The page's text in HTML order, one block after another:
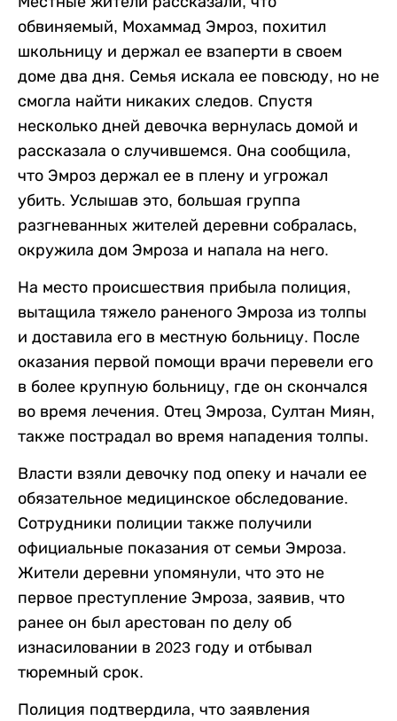
обвиняемый, Мохаммад Эмроз, похитил
школьницу и держал ее взаперти в своем
доме два дня. Семья искала ее повсюду, но не
смогла найти никаких следов. Спустя
несколько дней девочка вернулась домой и
рассказала о случившемся. Она сообщила,
что Эмроз держал ее в плену и угрожал
убить. Услышав это, большая группа
разгневанных жителей деревни собралась,
окружила дом Эмроза и напала на него.
На место происшествия прибыла полиция,
вытащила тяжело раненого Эмроза из толпы
и доставила его в местную больницу. После
оказания первой помощи врачи перевели его
в более крупную больницу, где он скончался
во время лечения. Отец Эмроза, Султан Миян,
также пострадал во время нападения толпы.
Власти взяли девочку под опеку и начали ее
обязательное медицинское обследование.
Сотрудники полиции также получили
официальные показания от семьи Эмроза.
Жители деревни упомянули, что это не
первое преступление Эмроза, заявив, что
ранее он был арестован по делу об
изнасиловании в 2023 году и отбывал
тюремный срок.
Полиция подтвердила, что заявления